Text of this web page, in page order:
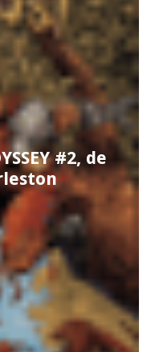
#2, de